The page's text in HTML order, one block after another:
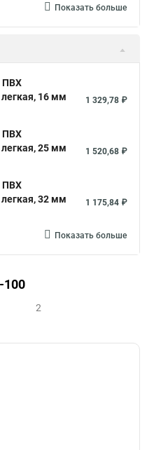
Показать больше
ПВХ
16 мм
1 329,78 ₽
ПВХ
25 мм
1 520,68 ₽
ПВХ
32 мм
1 175,84 ₽
Показать больше
100
2